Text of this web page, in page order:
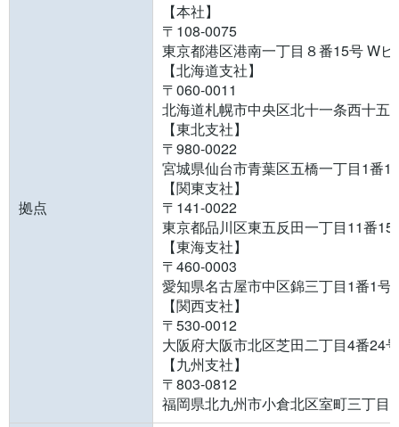
拠点
【本社】
〒108-0075
東京都港区港南一丁目８番15号 Wビ
【北海道支社】
〒060-0011
北海道札幌市中央区北十一条西十五
【東北支社】
〒980-0022
宮城県仙台市青葉区五橋一丁目1番
【関東支社】
〒141-0022
東京都品川区東五反田一丁目11番15
【東海支社】
〒460-0003
愛知県名古屋市中区錦三丁目1番1号
【関西支社】
〒530-0012
大阪府大阪市北区芝田二丁目4番24号
【九州支社】
〒803-0812
福岡県北九州市小倉北区室町三丁目